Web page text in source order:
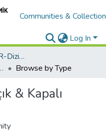
Communities &
Log In
Araştırma Çıktıları | TR-Dizin | WoS | Scopus | PubMed
Erişimli Yayınlar
Browse by Type
& Kapalı